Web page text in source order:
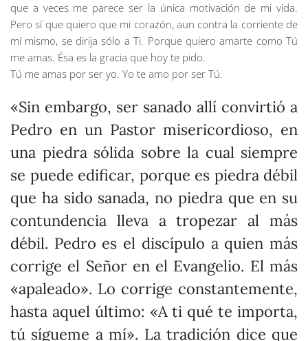
que a veces me parece ser la única motivación de mi vida.
Pero sí que quiero que mi corazón, aun contra la corriente de
mí mismo, se dirija sólo a Ti. Porque quiero amarte como Tú
me amas. Ésa es la gracia que hoy te pido.
Tú me amas por ser yo. Yo te amo por ser Tú.
«Sin embargo, ser sanado allí convirtió a
Pedro en un Pastor misericordioso, en
una piedra sólida sobre la cual siempre
se puede edificar, porque es piedra débil
que ha sido sanada, no piedra que en su
contundencia lleva a tropezar al más
débil. Pedro es el discípulo a quien más
corrige el Señor en el Evangelio. El más
«apaleado». Lo corrige constantemente,
hasta aquel último: «A ti qué te importa,
tú sígueme a mí». La tradición dice que